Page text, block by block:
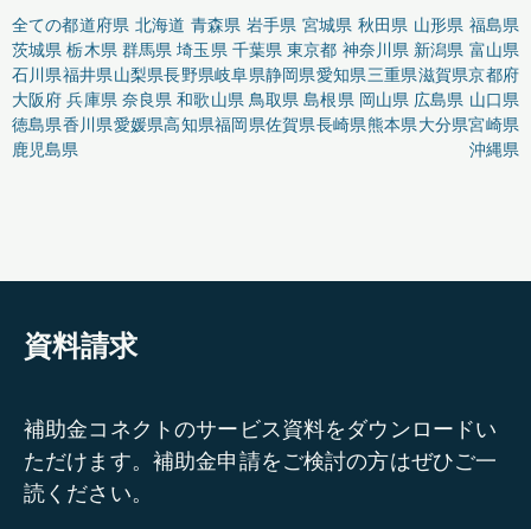
全ての都道府県 北海道 青森県 岩手県 宮城県 秋田県 山形県 福島県
茨城県 栃木県 群馬県 埼玉県 千葉県 東京都 神奈川県 新潟県 富山県
石川県福井県山梨県長野県岐阜県静岡県愛知県三重県滋賀県京都府
大阪府 兵庫県 奈良県 和歌山県 鳥取県 島根県 岡山県 広島県 山口県
徳島県香川県愛媛県高知県福岡県佐賀県長崎県熊本県大分県宮崎県
鹿児島県
沖縄県
資料請求
補助金コネクトのサービス資料をダウンロードい
ただけます。補助金申請をご検討の方はぜひご一
読ください。